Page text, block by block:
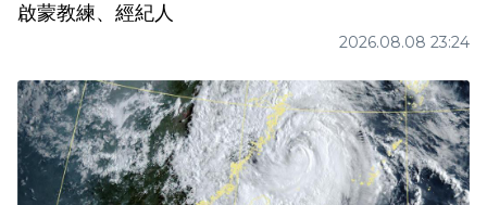
啟蒙教練、經紀人
2026.08.08 23:24